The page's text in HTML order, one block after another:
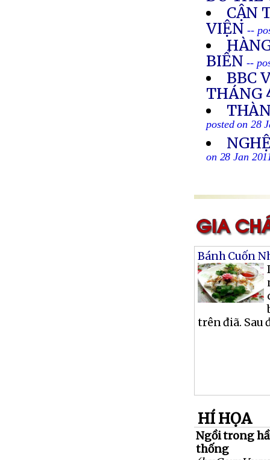
CẬN
VIỆN--
BIỂN --
BBC
THÁNG
posted on 28
on 28 Jan
Bánh Cuốn
trên điã. Sau
HÍ HỌA
Ngồi trong
thống